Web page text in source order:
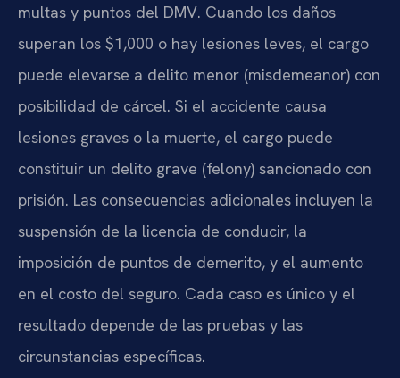
multas y puntos del DMV. Cuando los daños
superan los $1,000 o hay lesiones leves, el cargo
puede elevarse a delito menor (misdemeanor) con
posibilidad de cárcel. Si el accidente causa
lesiones graves o la muerte, el cargo puede
constituir un delito grave (felony) sancionado con
prisión. Las consecuencias adicionales incluyen la
suspensión de la licencia de conducir, la
imposición de puntos de demerito, y el aumento
en el costo del seguro. Cada caso es único y el
resultado depende de las pruebas y las
circunstancias específicas.